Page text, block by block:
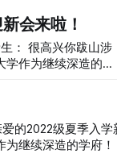
我与领区关系未来
Top Team Mointee 嚒茶 乐本外卖 编辑：金金 审核：张诗蕊
联广
的新朋友，或是充
； 在这里你
项学生工作，砥砺
是领略更高处的风
会来啦！
作为继续深造的学
办新生交流会，与
一同交流困惑，以
情的
行的方式开展此次
为表欢迎，布伦瑞克中国学